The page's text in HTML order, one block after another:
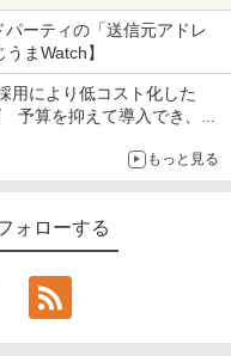
時間でなにしてる？】
ーティの「送信元アドレ
まWatch】
用により低コスト化した
予算を抑えて導入でき、
もっと見る
ォローする